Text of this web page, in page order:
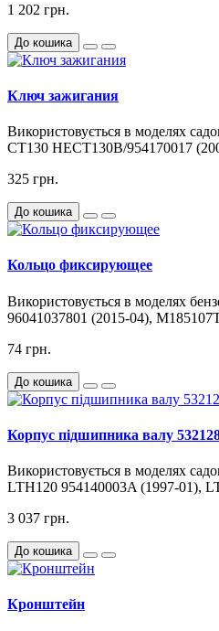
1 202 грн.
До кошика
Ключ зажигания
Використовується в моделях
CT130 HECT130B/954170017
325 грн.
До кошика
Кольцо фиксирующее
Використовується в моделях
96041037801 (2015-04),
74 грн.
До кошика
Корпус підшипника валу
Використовується в моделях
LTH120 954140003A (1997-01),
3 037 грн.
До кошика
Кронштейн